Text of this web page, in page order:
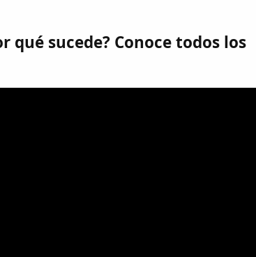
qué sucede? Conoce todos los